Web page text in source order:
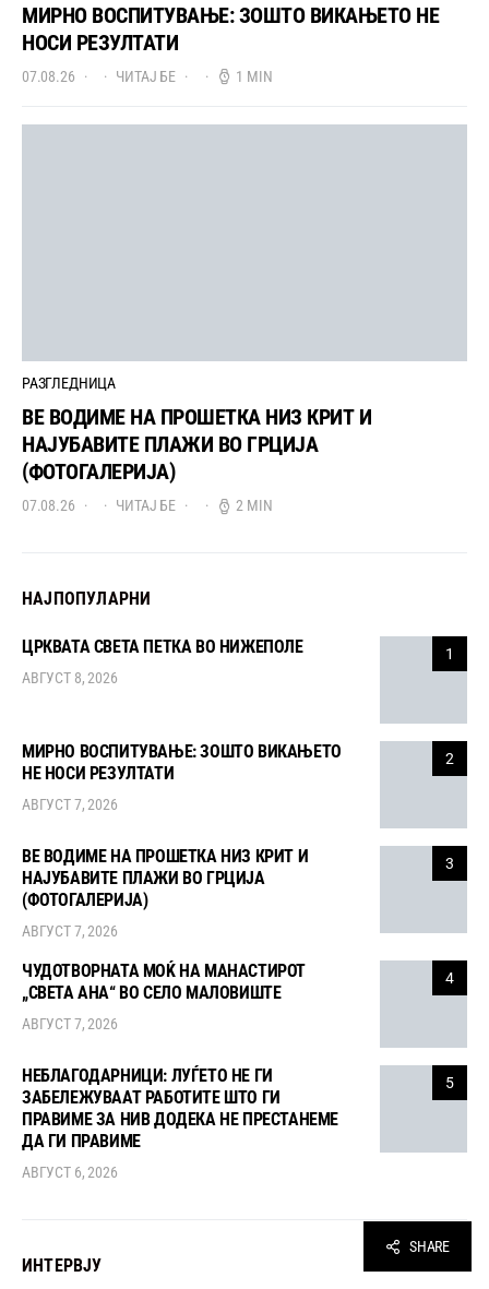
МИРНО ВОСПИТУВАЊЕ: ЗОШТО ВИКАЊЕТО НЕ
НОСИ РЕЗУЛТАТИ
07.08.26 ЧИТАЈ БЕ 1 MIN
РАЗГЛЕДНИЦА
ВЕ ВОДИМЕ НА ПРОШЕТКА НИЗ КРИТ И
НАЈУБАВИТЕ ПЛАЖИ ВО ГРЦИЈА
(ФОТОГАЛЕРИЈА)
07.08.26 ЧИТАЈ БЕ 2 MIN
НАЈПОПУЛАРНИ
1
ЦРКВАТА СВЕТА ПЕТКА ВО НИЖЕПОЛЕ
АВГУСТ 8, 2026
2
МИРНО ВОСПИТУВАЊЕ: ЗОШТО ВИКАЊЕТО
НЕ НОСИ РЕЗУЛТАТИ
АВГУСТ 7, 2026
3
ВЕ ВОДИМЕ НА ПРОШЕТКА НИЗ КРИТ И
НАЈУБАВИТЕ ПЛАЖИ ВО ГРЦИЈА
(ФОТОГАЛЕРИЈА)
АВГУСТ 7, 2026
4
ЧУДОТВОРНАТА МОЌ НА МАНАСТИРОТ
„СВЕТА АНА“ ВО СЕЛО МАЛОВИШТЕ
АВГУСТ 7, 2026
5
НЕБЛАГОДАРНИЦИ: ЛУЃЕТО НЕ ГИ
ЗАБЕЛЕЖУВААТ РАБОТИТЕ ШТО ГИ
ПРАВИМЕ ЗА НИВ ДОДЕКА НЕ ПРЕСТАНЕМЕ
ДА ГИ ПРАВИМЕ
АВГУСТ 6, 2026
ИНТЕРВЈУ
SHARE